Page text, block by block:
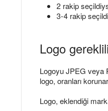
2 rakip
3-4 rakip
Logo
Logoyu JPEG veya
logo, oranları
Logo, eklendiği